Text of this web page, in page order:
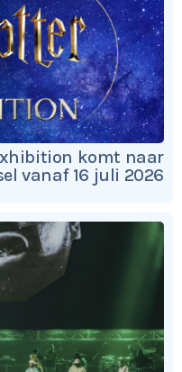
komt naar
vanaf 16 juli 2026